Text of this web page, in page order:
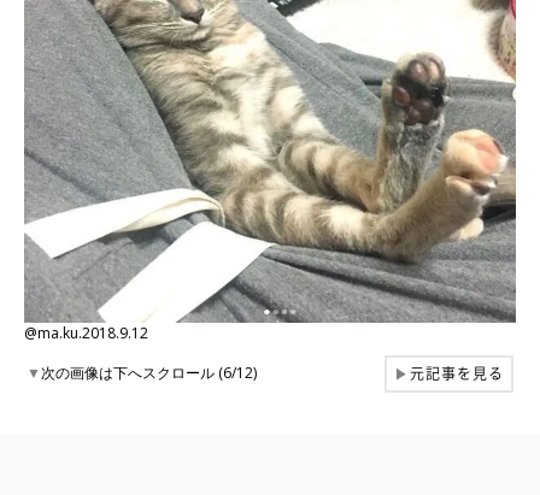
@ma.ku.2018.9.12
▼次の画像は下へスクロール (6/12) ▶元記事を見る